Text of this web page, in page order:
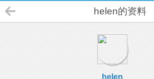
helen的资料
helen